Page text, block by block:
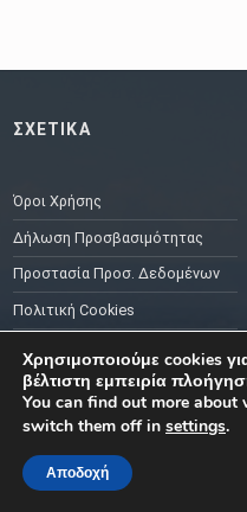
ΣΧΕΤΙΚΑ
Όροι Χρήσης
Δήλωση Προσβασιμότητας
Προστασία Προσ. Δεδομένων
Πολιτική Cookies
Επικοινωνία
Χρησιμοποιούμε cookies
βέλτιστη εμπειρία
You can find out more
switch them off in settings.
Αποδοχή